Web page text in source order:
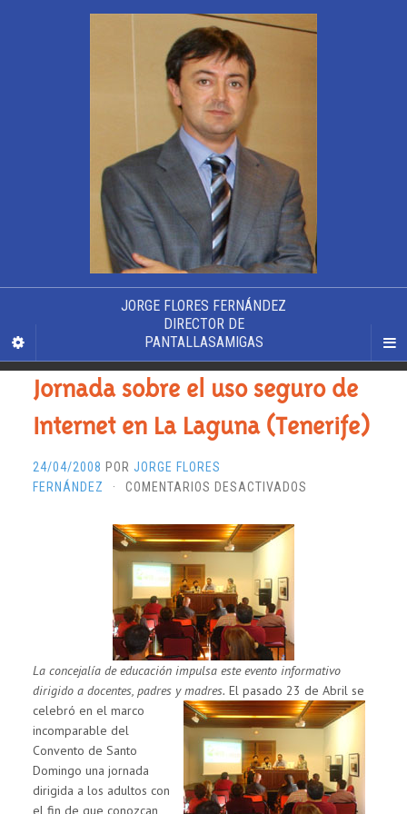
JORGE FLORES FERNÁNDEZ
DIRECTOR DE
PANTALLASAMIGAS
Jornada sobre el uso seguro de
Internet en La Laguna (Tenerife)
24/04/2008 POR JORGE FLORES
FERNÁNDEZ
· COMENTARIOS DESACTIVADOS
LA
LAGUNA
(TENERIFE)
La concejalía de educación impulsa este evento informativo
dirigido a docentes, padres y madres. El pasado 23 de Abril se
celebró en el marco
incomparable del
Convento de Santo
Domingo una jornada
dirigida a los adultos con
el fin de que conozcan